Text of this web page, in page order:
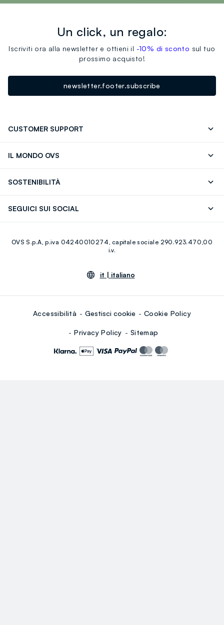
Un click, un regalo:
Iscriviti ora alla newsletter e ottieni il -10% di sconto sul tuo
prossimo acquisto!
newsletter.footer.subscribe
CUSTOMER SUPPORT
IL MONDO OVS
Giftcard
SOSTENIBILITÀ
SEGUICI SUI SOCIAL
Youtube Linkedin
OVS S.p.A, p.iva 04240010274, capitale sociale 290.923.470,00
i.v.
it | italiano
Accessibilità Gestisci cookie Cookie Policy
Privacy Policy Sitemap